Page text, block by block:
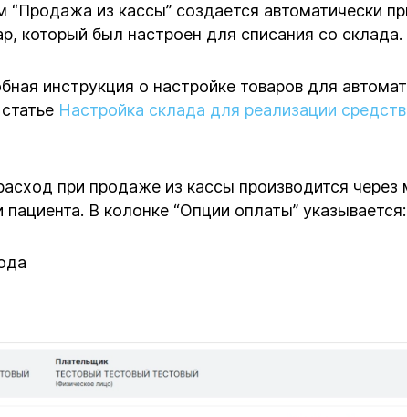
“Продажа из кассы” создается автоматически
который был настроен для списания со склада.
инструкция о настройке товаров для
Настройка склада для реализации
при продаже из кассы производится через
пациента. В колонке “Опции оплаты” указывается: